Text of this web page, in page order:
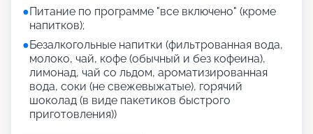
●Питание по программе "все включено" (кроме
напитков);
●Безалкогольные напитки (фильтрованная вода,
молоко, чай, кофе (обычный и без кофеина),
лимонад, чай со льдом, ароматизированная
вода, соки (не свежевыжатые), горячий
шоколад (в виде пакетиков быстрого
приготовления))